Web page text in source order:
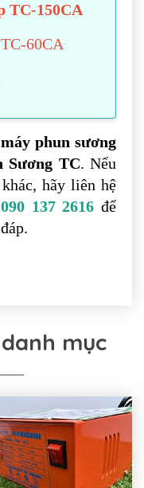
TC-150CA
60CA
máy phun sương
Sương TC. Nếu
hãy liên hệ
090 137 2616 để
mục